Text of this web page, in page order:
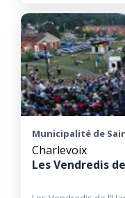
Municipalité de
Charlevoix
Les Vendredis